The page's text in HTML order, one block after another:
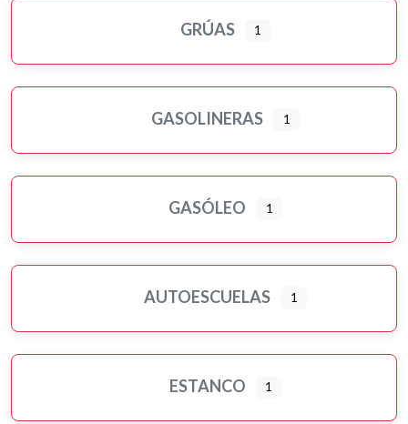
GRÚAS 1
GASOLINERAS 1
GASÓLEO 1
AUTOESCUELAS 1
ESTANCO 1